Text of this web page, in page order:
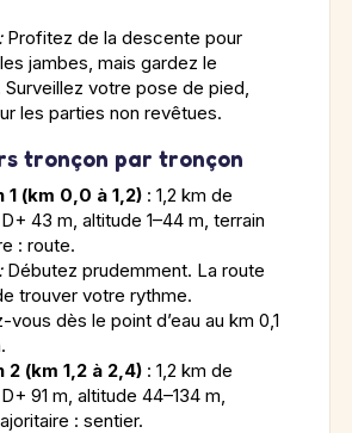
Profitez de la descente pour
jambes, mais gardez le
votre pose de pied,
les parties non revêtues.
tronçon par tronçon
1 (km 0,0 à 1,2) : 1,2 km de
43 m, altitude 1–44 m, terrain
: route.
Débutez prudemment. La route
trouver votre rythme.
vous dès le point d’eau au km 0,1
2 (km 1,2 à 2,4) : 1,2 km de
91 m, altitude 44–134 m,
: sentier.